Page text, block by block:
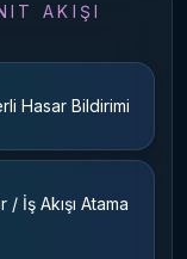
AKIŞI
Hasar Bildirimi
/ İş Akışı Atama